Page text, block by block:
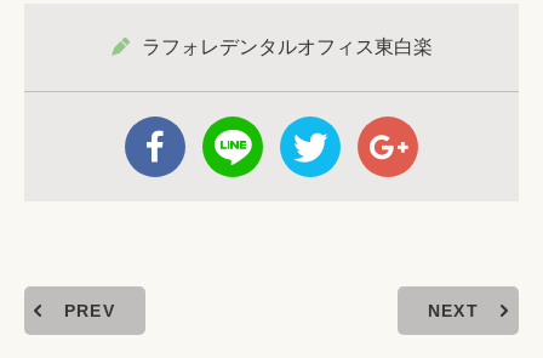
ラフォレデンタルオフィス東白楽
PREV NEXT